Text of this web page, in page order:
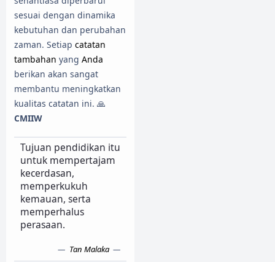
sesuai dengan dinamika
kebutuhan dan perubahan
zaman. Setiap catatan
tambahan yang Anda
berikan akan sangat
membantu meningkatkan
kualitas catatan ini. 🙏
CMIIW
Tujuan pendidikan itu
untuk mempertajam
kecerdasan,
memperkukuh
kemauan, serta
memperhalus
perasaan.
Tan Malaka